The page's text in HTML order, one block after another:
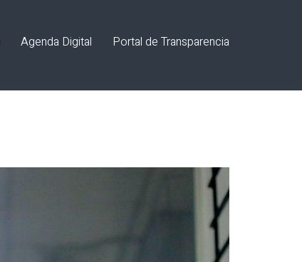
Agenda Digital Portal de Transparencia